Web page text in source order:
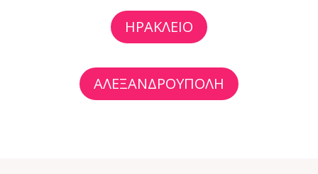
ΗΡΑΚΛΕΙΟ
ΑΛΕΞΑΝΔΡΟΥΠΟΛΗ